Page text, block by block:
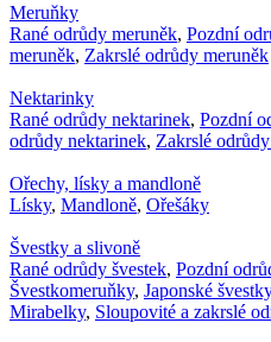
Meruňky
Rané odrůdy meruněk, Pozdní
meruněk, Zakrslé odrůdy meruněk
Nektarinky
Rané odrůdy nektarinek, Pozdní
odrůdy nektarinek, Zakrslé
Ořechy, lísky a mandloně
Lísky, Mandloně, Ořešáky
Švestky a slivoně
Rané odrůdy švestek, Pozdní
Švestkomeruňky, Japonské švestky
Mirabelky, Sloupovité a zakrslé